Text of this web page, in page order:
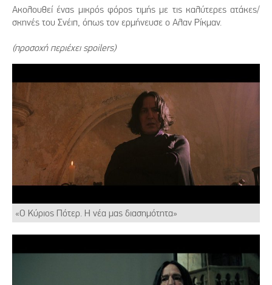
Ακολουθεί ένας μικρός φόρος τιμής με τις καλύτερες ατάκες/
σκηνές του Σνέιπ, όπως τον ερμήνευσε ο Αλαν Ρίκμαν.
(προσοχή περιέχει spoilers)
«Ο Κύριος Πότερ. Η νέα μας διασημότητα»